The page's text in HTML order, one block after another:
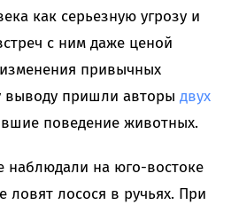
как серьезную угрозу и
с ним даже ценой
привычных
выводу пришли авторы двух
поведение животных.
наблюдали на юго-востоке
ловят лосося в ручьях. При